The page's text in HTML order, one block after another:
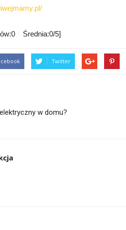
Średnia:0/5]
Twitter
w domu?